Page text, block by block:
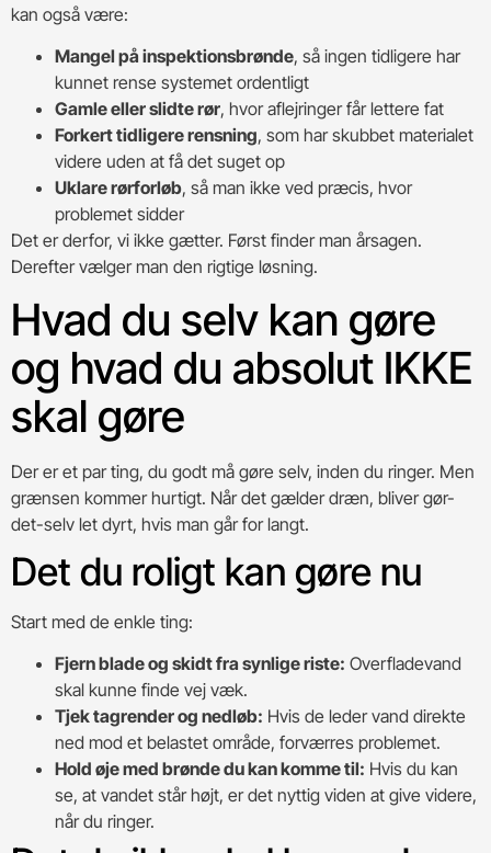
kan også være:
Mangel på inspektionsbrønde, så ingen tidligere har
kunnet rense systemet ordentligt
Gamle eller slidte rør, hvor aflejringer får lettere fat
Forkert tidligere rensning, som har skubbet materialet
videre uden at få det suget op
Uklare rørforløb, så man ikke ved præcis, hvor
problemet sidder
Det er derfor, vi ikke gætter. Først finder man årsagen.
Derefter vælger man den rigtige løsning.
Hvad du selv kan gøre
og hvad du absolut IKKE
skal gøre
Der er et par ting, du godt må gøre selv, inden du ringer. Men
grænsen kommer hurtigt. Når det gælder dræn, bliver gør-
det-selv let dyrt, hvis man går for langt.
Det du roligt kan gøre nu
Start med de enkle ting:
Fjern blade og skidt fra synlige riste: Overfladevand
skal kunne finde vej væk.
Tjek tagrender og nedløb: Hvis de leder vand direkte
ned mod et belastet område, forværres problemet.
Hold øje med brønde du kan komme til: Hvis du kan
se, at vandet står højt, er det nyttig viden at give videre,
når du ringer.